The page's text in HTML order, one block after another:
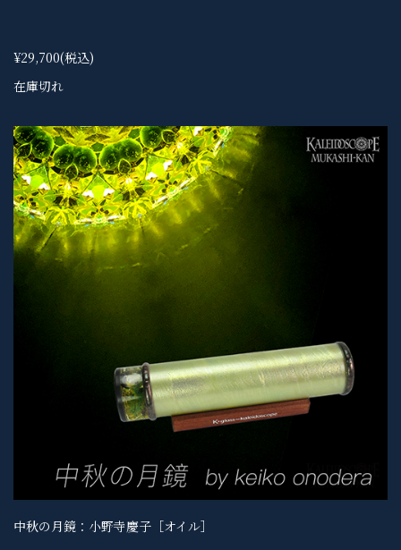
¥29,700(税込)
在庫切れ
中秋の月鏡：小野寺慶子［オイル］